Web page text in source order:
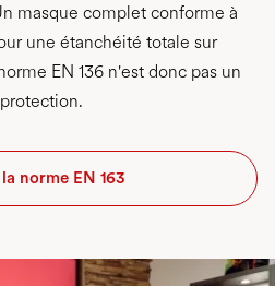
masque complet conforme à
une étanchéité totale sur
EN 136 n'est donc pas un
norme EN 163